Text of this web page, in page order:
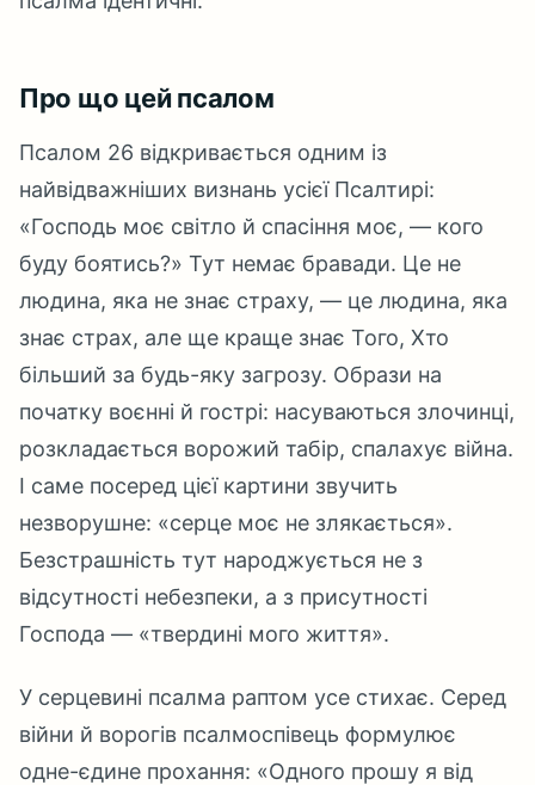
Про що цей псалом
Псалом 26 відкривається одним із
найвідважніших визнань усієї Псалтирі:
«Господь моє світло й спасіння моє, — кого
буду боятись?» Тут немає бравади. Це не
людина, яка не знає страху, — це людина, яка
знає страх, але ще краще знає Того, Хто
більший за будь-яку загрозу. Образи на
початку воєнні й гострі: насуваються злочинці,
розкладається ворожий табір, спалахує війна.
І саме посеред цієї картини звучить
незворушне: «серце моє не злякається».
Безстрашність тут народжується не з
відсутності небезпеки, а з присутності
Господа — «твердині мого життя».
У серцевині псалма раптом усе стихає. Серед
війни й ворогів псалмоспівець формулює
одне-єдине прохання: «Одного прошу я від